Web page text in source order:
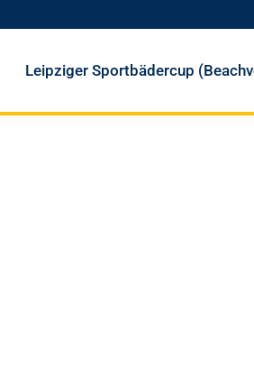
Leipziger Sportbädercup